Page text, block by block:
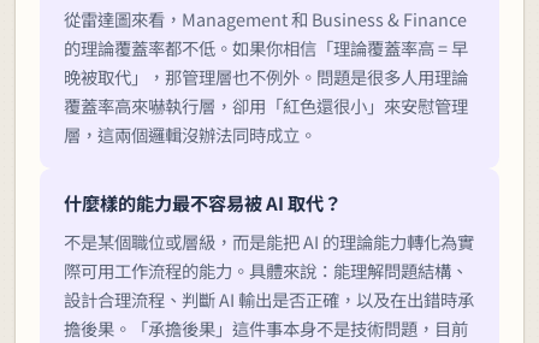
從雷達圖來看，Management 和 Business & Finance
的理論覆蓋率都不低。如果你相信「理論覆蓋率高 = 早
晚被取代」，那管理層也不例外。問題是很多人用理論
覆蓋率高來嚇執行層，卻用「紅色還很小」來安慰管理
層，這兩個邏輯沒辦法同時成立。
什麼樣的能力最不容易被 AI 取代？
不是某個職位或層級，而是能把 AI 的理論能力轉化為實
際可用工作流程的能力。具體來說：能理解問題結構、
設計合理流程、判斷 AI 輸出是否正確，以及在出錯時承
擔後果。「承擔後果」這件事本身不是技術問題，目前